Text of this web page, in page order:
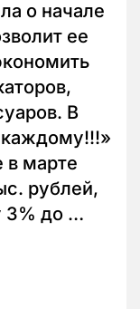
о начале
ее
В
каждому!!!»
в марте
рублей,
3% до …